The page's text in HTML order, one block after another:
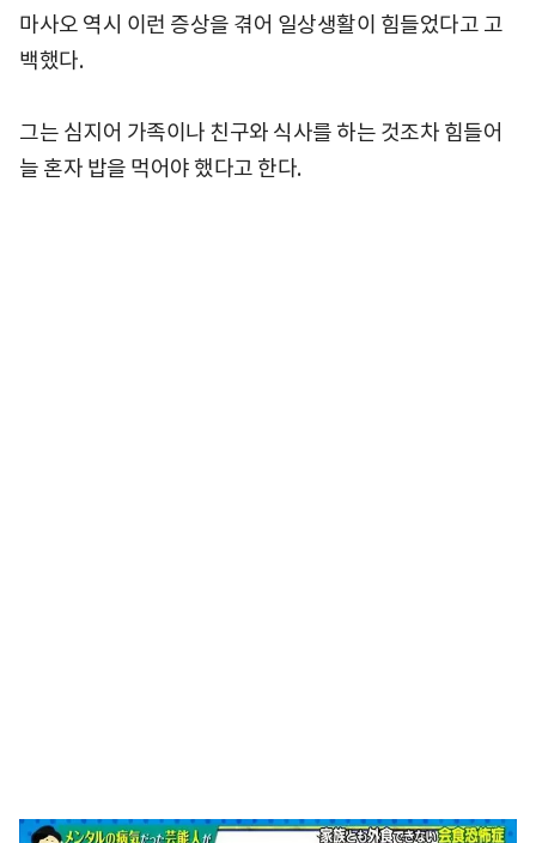
마사오 역시 이런 증상을 겪어 일상생활이 힘들었다고 고
백했다.
그는 심지어 가족이나 친구와 식사를 하는 것조차 힘들어
늘 혼자 밥을 먹어야 했다고 한다.